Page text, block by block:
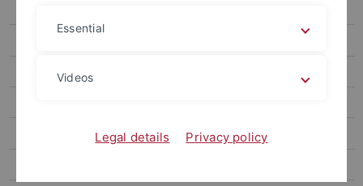
Biochemie
Essential
Videos
Legal details Privacy policy